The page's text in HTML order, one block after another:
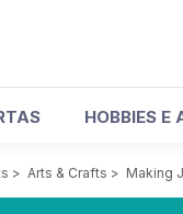
HOBBIES E
> Arts & Crafts > Making